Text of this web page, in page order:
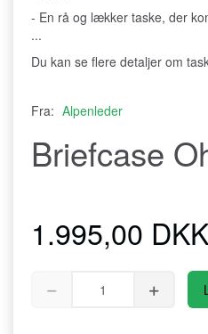
- En rå og lækker taske, der
...
Du kan se flere detaljer om
Fra: Alpenleder
Briefcase
1.995,00 DKK